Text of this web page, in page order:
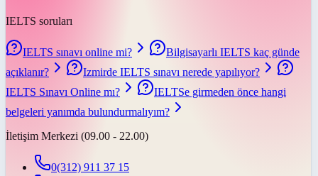
IELTS soruları
IELTS sınavı online mi?
Bilgisayarlı IELTS kaç günde
açıklanır?
Izmirde IELTS sınavı nerede yapılıyor?
IELTS Sınavı Online mı?
IELTSe girmeden önce hangi
belgeleri yanımda bulundurmalıyım?
İletişim Merkezi (09.00 - 22.00)
0(312) 911 37 15